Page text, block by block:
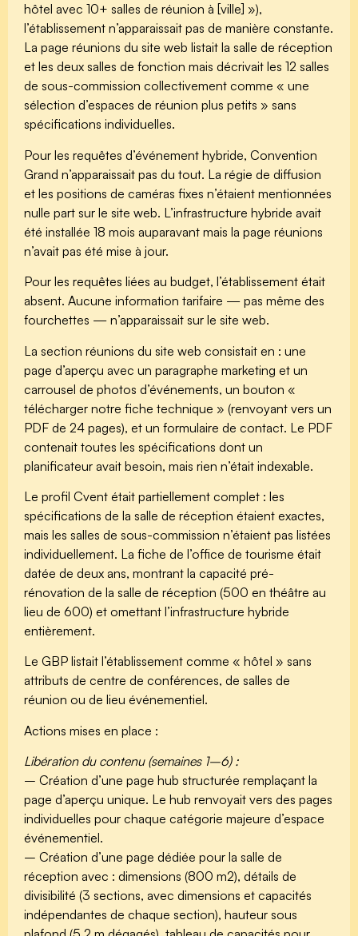
hôtel avec 10+ salles de réunion à [ville] »),
l’établissement n’apparaissait pas de manière constante.
La page réunions du site web listait la salle de réception
et les deux salles de fonction mais décrivait les 12 salles
de sous-commission collectivement comme « une
sélection d’espaces de réunion plus petits » sans
spécifications individuelles.
Pour les requêtes d’événement hybride, Convention
Grand n’apparaissait pas du tout. La régie de diffusion
et les positions de caméras fixes n’étaient mentionnées
nulle part sur le site web. L’infrastructure hybride avait
été installée 18 mois auparavant mais la page réunions
n’avait pas été mise à jour.
Pour les requêtes liées au budget, l’établissement était
absent. Aucune information tarifaire — pas même des
fourchettes — n’apparaissait sur le site web.
La section réunions du site web consistait en : une
page d’aperçu avec un paragraphe marketing et un
carrousel de photos d’événements, un bouton «
télécharger notre fiche technique » (renvoyant vers un
PDF de 24 pages), et un formulaire de contact. Le PDF
contenait toutes les spécifications dont un
planificateur avait besoin, mais rien n’était indexable.
Le profil Cvent était partiellement complet : les
spécifications de la salle de réception étaient exactes,
mais les salles de sous-commission n’étaient pas listées
individuellement. La fiche de l’office de tourisme était
datée de deux ans, montrant la capacité pré-
rénovation de la salle de réception (500 en théâtre au
lieu de 600) et omettant l’infrastructure hybride
entièrement.
Le GBP listait l’établissement comme « hôtel » sans
attributs de centre de conférences, de salles de
réunion ou de lieu événementiel.
Actions mises en place :
Libération du contenu (semaines 1–6) :
– Création d’une page hub structurée remplaçant la
page d’aperçu unique. Le hub renvoyait vers des pages
individuelles pour chaque catégorie majeure d’espace
événementiel.
– Création d’une page dédiée pour la salle de
réception avec : dimensions (800 m2), détails de
divisibilité (3 sections, avec dimensions et capacités
indépendantes de chaque section), hauteur sous